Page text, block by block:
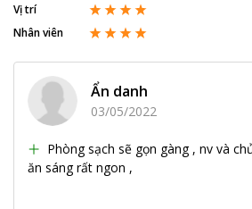
Vị trí
Nhân viên
Ẩn danh
03/05/2022
Phòng sạch sẽ gọn gàng , nv và
ăn sáng rất ngon ,